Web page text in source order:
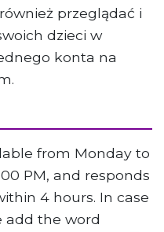
przeglądać i
dzieci w
konta na
from Monday to
PM, and responds
4 hours. In case
add the word